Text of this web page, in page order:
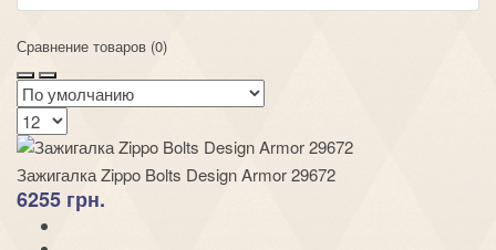
Сравнение товаров (0)
Зажигалка Zippo Bolts Design Armor 29672
6255 грн.